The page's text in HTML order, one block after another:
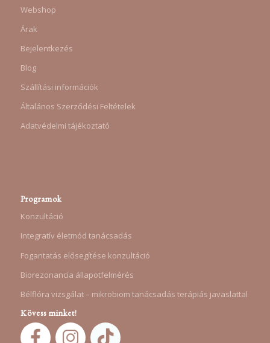
Webshop
Árak
Bejelentkezés
Blog
Szállítási információk
Általános Szerződési Feltételek
Adatvédelmi tájékoztató
Programok
Konzultáció
Integratív életmód tanácsadás
Fogantatás elősegítése konzultáció
Biorezonancia állapotfelmérés
Bélflóra vizsgálat – mikrobiom tanácsadás terápiás javaslattal
Kövess minket!